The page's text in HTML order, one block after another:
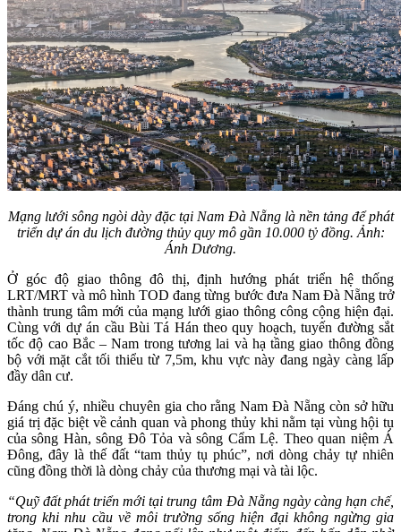
Mạng lưới sông ngòi dày đặc tại Nam Đà Nẵng là nền tảng để phát
triển dự án du lịch đường thủy quy mô gần 10.000 tỷ đồng. Ảnh:
Ánh Dương.
Ở góc độ giao thông đô thị, định hướng phát triển hệ thống
LRT/MRT và mô hình TOD đang từng bước đưa Nam Đà Nẵng trở
thành trung tâm mới của mạng lưới giao thông công cộng hiện đại.
Cùng với dự án cầu Bùi Tá Hán theo quy hoạch, tuyến đường sắt
tốc độ cao Bắc – Nam trong tương lai và hạ tầng giao thông đồng
bộ với mặt cắt tối thiểu từ 7,5m, khu vực này đang ngày càng lấp
đầy dân cư.
Đáng chú ý, nhiều chuyên gia cho rằng Nam Đà Nẵng còn sở hữu
giá trị đặc biệt về cảnh quan và phong thủy khi nằm tại vùng hội tụ
của sông Hàn, sông Đô Tỏa và sông Cẩm Lệ. Theo quan niệm Á
Đông, đây là thế đất “tam thủy tụ phúc”, nơi dòng chảy tự nhiên
cũng đồng thời là dòng chảy của thương mại và tài lộc.
“Quỹ đất phát triển mới tại trung tâm Đà Nẵng ngày càng hạn chế,
trong khi nhu cầu về môi trường sống hiện đại không ngừng gia